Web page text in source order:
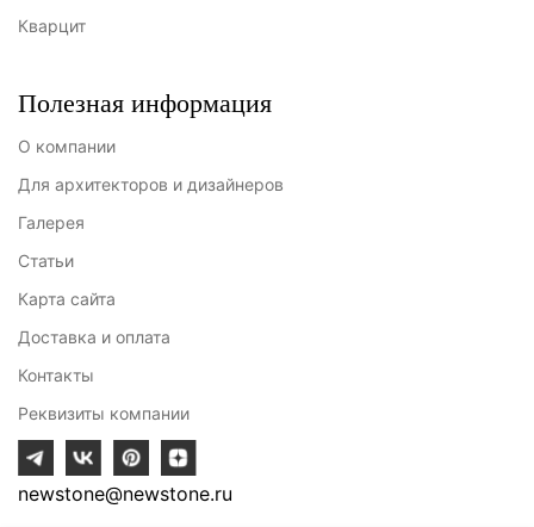
Кварцит
Полезная информация
О компании
Для архитекторов и дизайнеров
Галерея
Статьи
Карта сайта
Доставка и оплата
Контакты
Реквизиты компании
newstone@newstone.ru